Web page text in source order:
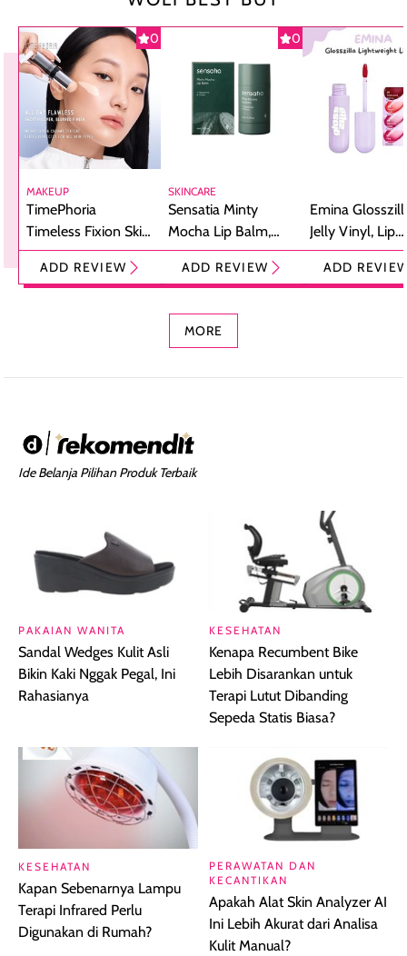
0
MAKEUP
TimePhoria
Timeless Fixion Skin
Tint Stick,
Foundation dan
ADD REVIEW
0
SKINCARE
Sensatia Minty
Mocha Lip Balm,
Pelembap Bibir
dengan Aroma
ADD REVIEW
Emina
Jelly Vinyl, Lip
Cream Glossy
Ringan
ADD
MORE
Ide Belanja Pilihan Produk Terbaik
PAKAIAN WANITA
Sandal Wedges Kulit Asli
Bikin Kaki Nggak Pegal, Ini
Rahasianya
KESEHATAN
Kenapa Recumbent Bike
Lebih Disarankan untuk
Terapi Lutut Dibanding
Sepeda Statis Biasa?
KESEHATAN
Kapan Sebenarnya Lampu
Terapi Infrared Perlu
Digunakan di Rumah?
PERAWATAN DAN
KECANTIKAN
Apakah Alat Skin Analyzer AI
Ini Lebih Akurat dari Analisa
Kulit Manual?